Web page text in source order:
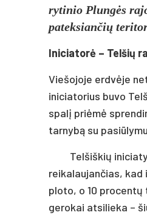
rytinio Plungės
pateksiančių
Iniciatorė – Telšių
Viešojoje erdvėje
iniciatorius buvo
spalį priėmė
tarnybą su
Telšiškių
reikalaujančias,
ploto, o 10
gerokai atsilieka –